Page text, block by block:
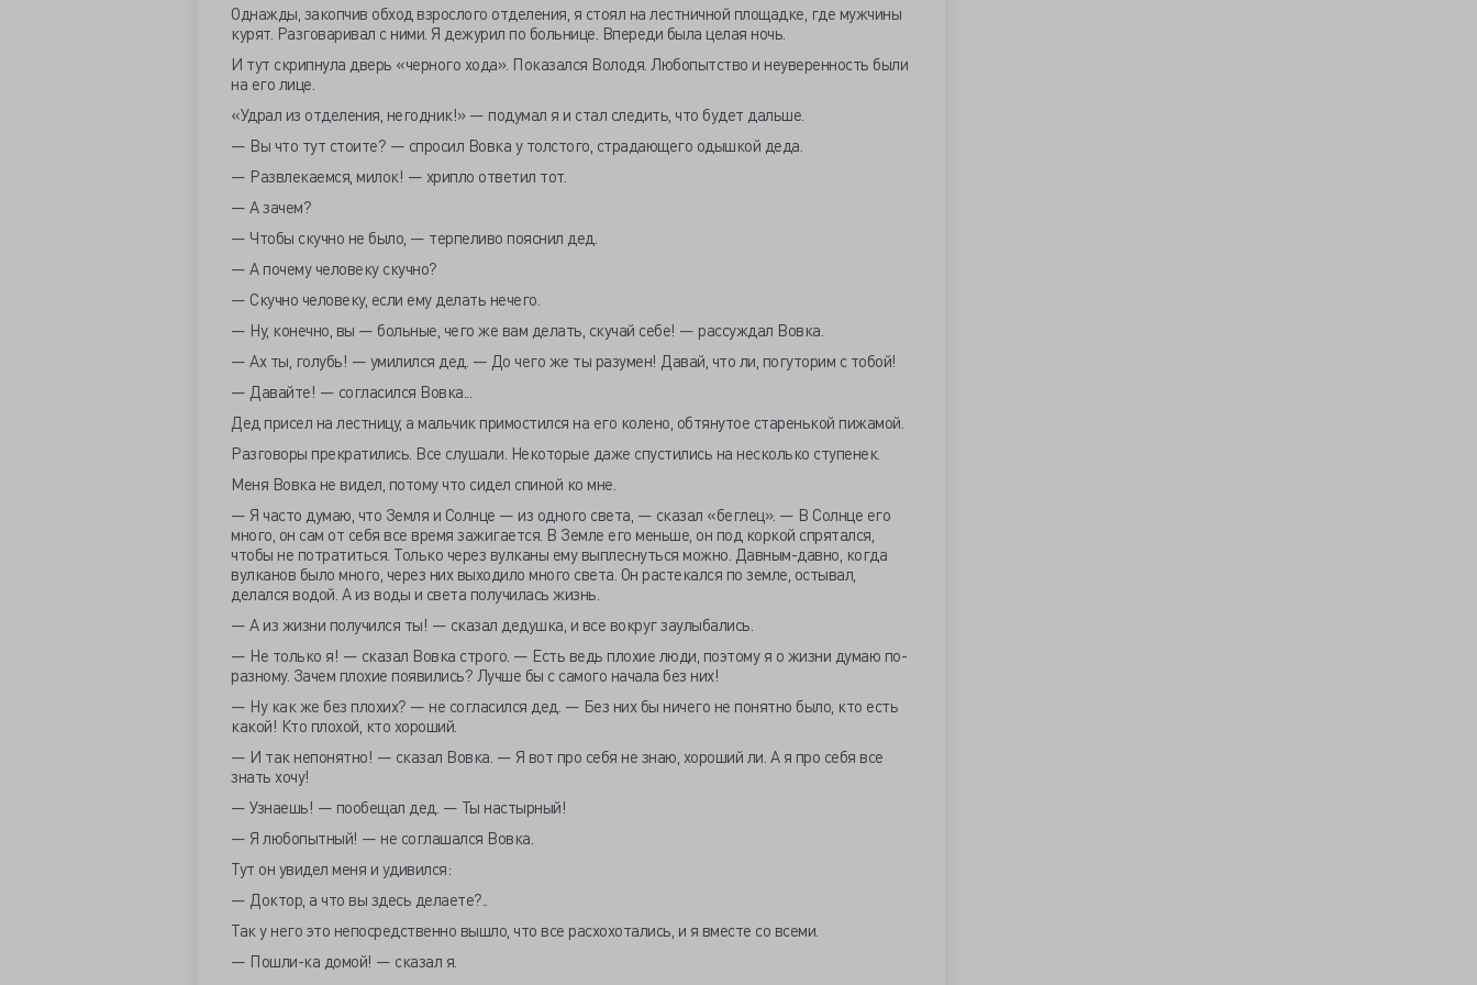
Однажды, закопчив обход взрослого отделения, я стоял на лестничной площадке, где мужчины
курят. Разговаривал с ними. Я дежурил по больнице. Впереди была целая ночь.
И тут скрипнула дверь «черного хода». Показался Володя. Любопытство и неуверенность были
на его лице.
«Удрал из отделения, негодник!» — подумал я и стал следить, что будет дальше.
— Вы что тут стоите? — спросил Вовка у толстого, страдающего одышкой деда.
— Развлекаемся, милок! — хрипло ответил тот.
— А зачем?
— Чтобы скучно не было, — терпеливо пояснил дед.
— А почему человеку скучно?
— Скучно человеку, если ему делать нечего.
— Ну, конечно, вы — больные, чего же вам делать, скучай себе! — рассуждал Вовка.
— Ах ты, голубь! — умилился дед. — До чего же ты разумен! Давай, что ли, погуторим с тобой!
— Давайте! — согласился Вовка...
Дед присел на лестницу, а мальчик примостился на его колено, обтянутое старенькой пижамой.
Разговоры прекратились. Все слушали. Некоторые даже спустились на несколько ступенек.
Меня Вовка не видел, потому что сидел спиной ко мне.
— Я часто думаю, что Земля и Солнце — из одного света, — сказал «беглец». — В Солнце его
много, он сам от себя все время зажигается. В Земле его меньше, он под коркой спрятался,
чтобы не потратиться. Только через вулканы ему выплеснуться можно. Давным-давно, когда
вулканов было много, через них выходило много света. Он растекался по земле, остывал,
делался водой. А из воды и света получилась жизнь.
— А из жизни получился ты! — сказал дедушка, и все вокруг заулыбались.
— Не только я! — сказал Вовка строго. — Есть ведь плохие люди, поэтому я о жизни думаю по-
разному. Зачем плохие появились? Лучше бы с самого начала без них!
— Ну как же без плохих? — не согласился дед. — Без них бы ничего не понятно было, кто есть
какой! Кто плохой, кто хороший.
— И так непонятно! — сказал Вовка. — Я вот про себя не знаю, хороший ли. А я про себя все
знать хочу!
— Узнаешь! — пообещал дед. — Ты настырный!
— Я любопытный! — не соглашался Вовка.
Тут он увидел меня и удивился:
— Доктор, а что вы здесь делаете?..
Так у него это непосредственно вышло, что все расхохотались, и я вместе со всеми.
— Пошли-ка домой! — сказал я.